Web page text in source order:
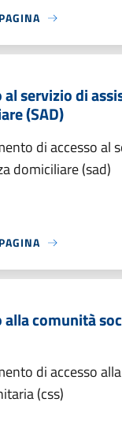
al servizio di
(SAD)
di accesso al
domiciliare (sad)
alla comunità
di accesso
(css)